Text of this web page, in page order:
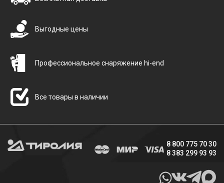
Выгодные цены
Профессиональное снаряжение hi-end
Все товары в наличии
8 800 775 70 30
8 383 299 93 93